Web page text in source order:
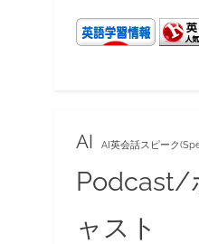
AI AI英会話スピーク
Podcast/
ャスト